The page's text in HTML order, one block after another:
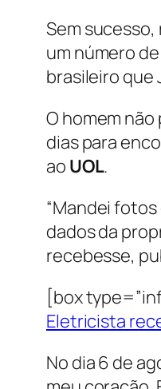
Sem
um número
brasileiro que
O homem
dias para
ao UOL.
“Mandei
dados da
recebesse,
[box
Eletricista
No dia 6 de